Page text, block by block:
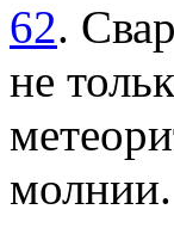
62.
не
молнии.